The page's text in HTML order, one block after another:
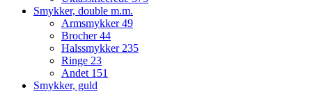
Smykker, double m.m.
Armsmykker49
Brocher44
Halssmykker235
Ringe 23
Andet 151
Smykker, guld